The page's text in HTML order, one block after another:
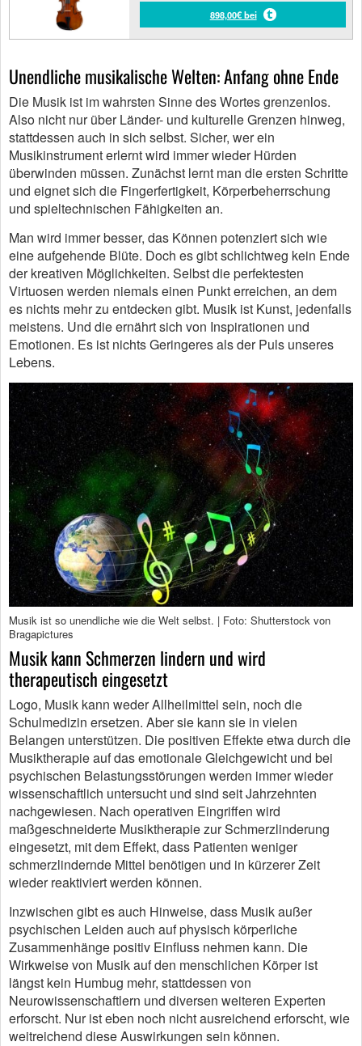
898,00€ bei
Unendliche musikalische Welten: Anfang ohne Ende
Die Musik ist im wahrsten Sinne des Wortes grenzenlos.
Also nicht nur über Länder- und kulturelle Grenzen hinweg,
stattdessen auch in sich selbst. Sicher, wer ein
Musikinstrument erlernt wird immer wieder Hürden
überwinden müssen. Zunächst lernt man die ersten Schritte
und eignet sich die Fingerfertigkeit, Körperbeherrschung
und spieltechnischen Fähigkeiten an.
Man wird immer besser, das Können potenziert sich wie
eine aufgehende Blüte. Doch es gibt schlichtweg kein Ende
der kreativen Möglichkeiten. Selbst die perfektesten
Virtuosen werden niemals einen Punkt erreichen, an dem
es nichts mehr zu entdecken gibt. Musik ist Kunst, jedenfalls
meistens. Und die ernährt sich von Inspirationen und
Emotionen. Es ist nichts Geringeres als der Puls unseres
Lebens.
Musik ist so unendliche wie die Welt selbst. | Foto: Shutterstock von
Bragapictures
Musik kann Schmerzen lindern und wird
therapeutisch eingesetzt
Logo, Musik kann weder Allheilmittel sein, noch die
Schulmedizin ersetzen. Aber sie kann sie in vielen
Belangen unterstützen. Die positiven Effekte etwa durch die
Musiktherapie auf das emotionale Gleichgewicht und bei
psychischen Belastungsstörungen werden immer wieder
wissenschaftlich untersucht und sind seit Jahrzehnten
nachgewiesen. Nach operativen Eingriffen wird
maßgeschneiderte Musiktherapie zur Schmerzlinderung
eingesetzt, mit dem Effekt, dass Patienten weniger
schmerzlindernde Mittel benötigen und in kürzerer Zeit
wieder reaktiviert werden können.
Inzwischen gibt es auch Hinweise, dass Musik außer
psychischen Leiden auch auf physisch körperliche
Zusammenhänge positiv Einfluss nehmen kann. Die
Wirkweise von Musik auf den menschlichen Körper ist
längst kein Humbug mehr, stattdessen von
Neurowissenschaftlern und diversen weiteren Experten
erforscht. Nur ist eben noch nicht ausreichend erforscht, wie
weitreichend diese Auswirkungen sein können.